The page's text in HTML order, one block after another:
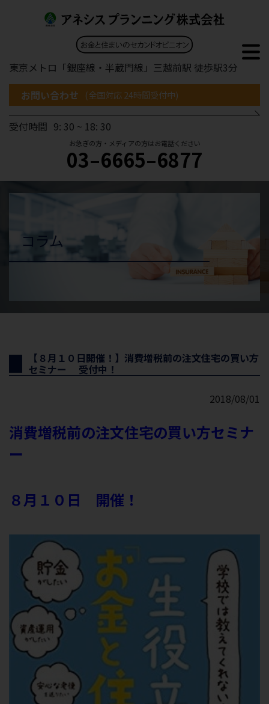
東京メトロ「銀座線・半蔵門線」三越前駅 徒歩駅3分
お問い合わせ
(全国対応 24時間受付中)
受付時間 9: 30 ~ 18: 30
お急ぎの方・メディアの方はお電話ください
03–6665–6877
コラム
【８月１０日開催！】消費増税前の注文住宅の買い方
セミナー 受付中！
2018/08/01
消費増税前の注文住宅の買い方セミナ
ー
８月１０日 開催！